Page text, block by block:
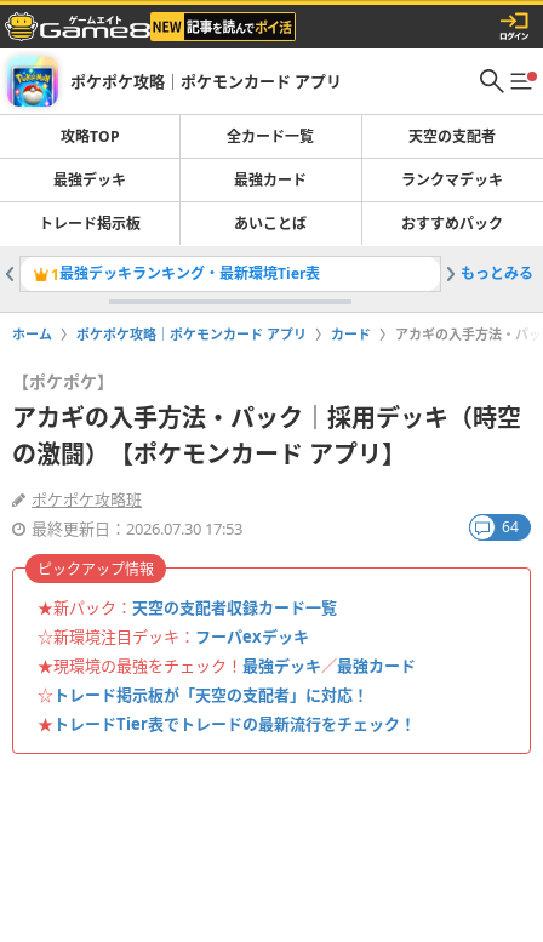
ポケポケ攻略｜ポケモンカード アプリ
攻略TOP 全カード一覧 天空の支配者
最強デッキ 最強カード ランクマデッキ
トレード掲示板 あいことば おすすめパック
1最強デッキランキング・最新環境Tier表 2トレー
もっとみる
ホーム ポケポケ攻略｜ポケモンカード アプリ カード アカギの入手方法・パ
【ポケポケ】
アカギの入手方法・パック｜採用デッキ（時空
の激闘）【ポケモンカード アプリ】
ポケポケ攻略班
最終更新日：2026.07.30 17:53
64
★新パック： 天空の支配者収録カード一覧
☆新環境注目デッキ： フーパexデッキ
★現環境の最強をチェック！ 最強デッキ／最強カード
☆ トレード掲示板が「天空の支配者」に対応！
★ トレードTier表でトレードの最新流行をチェック！
ピックアップ情報